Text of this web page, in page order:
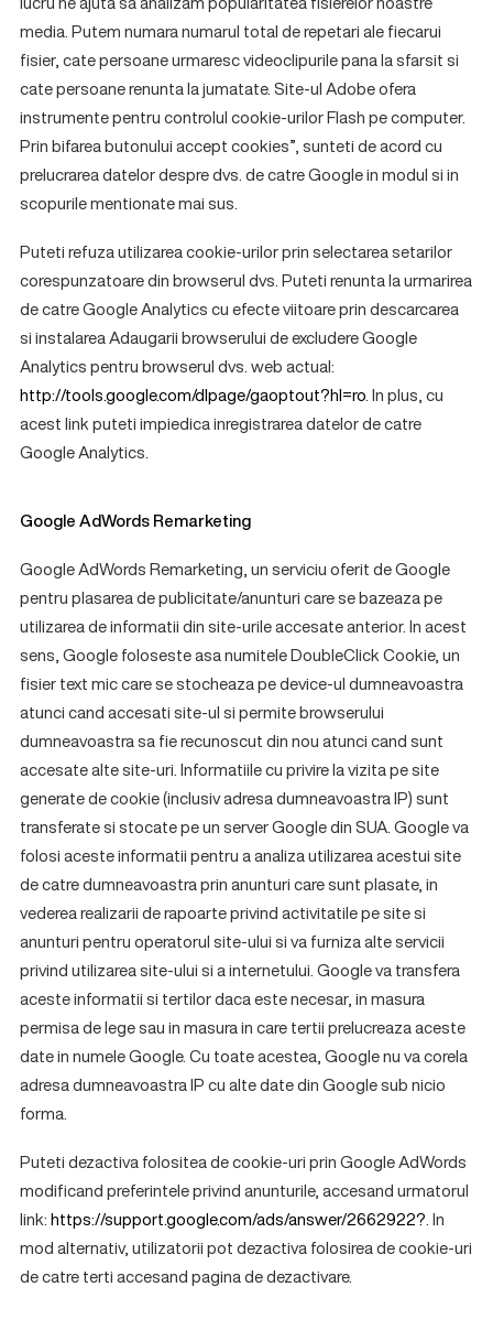
media. Putem numara numarul total de repetari ale fiecarui
fisier, cate persoane urmaresc videoclipurile pana la sfarsit si
cate persoane renunta la jumatate. Site-ul Adobe ofera
instrumente pentru controlul cookie-urilor Flash pe computer.
Prin bifarea butonului accept cookies”, sunteti de acord cu
prelucrarea datelor despre dvs. de catre Google in modul si in
scopurile mentionate mai sus.
Puteti refuza utilizarea cookie-urilor prin selectarea setarilor
corespunzatoare din browserul dvs. Puteti renunta la urmarirea
de catre Google Analytics cu efecte viitoare prin descarcarea
si instalarea Adaugarii browserului de excludere Google
Analytics pentru browserul dvs. web actual:
http://tools.google.com/dlpage/gaoptout?hl=ro. In plus, cu
acest link puteti impiedica inregistrarea datelor de catre
Google Analytics.
Google AdWords Remarketing
Google AdWords Remarketing, un serviciu oferit de Google
pentru plasarea de publicitate/anunturi care se bazeaza pe
utilizarea de informatii din site-urile accesate anterior. In acest
sens, Google foloseste asa numitele DoubleClick Cookie, un
fisier text mic care se stocheaza pe device-ul dumneavoastra
atunci cand accesati site-ul si permite browserului
dumneavoastra sa fie recunoscut din nou atunci cand sunt
accesate alte site-uri. Informatiile cu privire la vizita pe site
generate de cookie (inclusiv adresa dumneavoastra IP) sunt
transferate si stocate pe un server Google din SUA. Google va
folosi aceste informatii pentru a analiza utilizarea acestui site
de catre dumneavoastra prin anunturi care sunt plasate, in
vederea realizarii de rapoarte privind activitatile pe site si
anunturi pentru operatorul site-ului si va furniza alte servicii
privind utilizarea site-ului si a internetului. Google va transfera
aceste informatii si tertilor daca este necesar, in masura
permisa de lege sau in masura in care tertii prelucreaza aceste
date in numele Google. Cu toate acestea, Google nu va corela
adresa dumneavoastra IP cu alte date din Google sub nicio
forma.
Puteti dezactiva folositea de cookie-uri prin Google AdWords
modificand preferintele privind anunturile, accesand urmatorul
link:https://support.google.com/ads/answer/2662922?. In
mod alternativ, utilizatorii pot dezactiva folosirea de cookie-uri
de catre terti accesand pagina de dezactivare.